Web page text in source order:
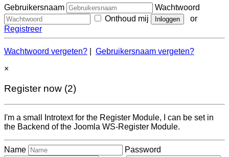
Gebruikersnaam
Wachtwoord
Onthoud mij
or
Registreer
Wachtwoord vergeten?
Gebruikersnaam vergeten?
×
Register now (2)
I'm a small Introtext for the Register Module, I can be set in
the Backend of the Joomla WS-Register Module.
Name
Password